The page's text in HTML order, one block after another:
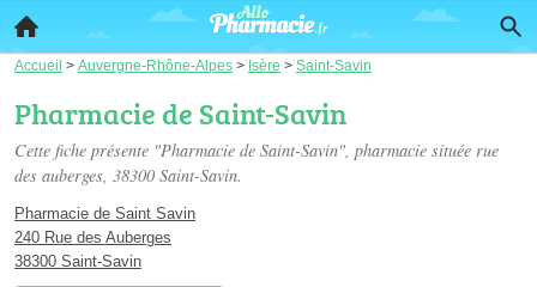
Accueil > Auvergne-Rhône-Alpes > Isère > Saint-Savin
Pharmacie de Saint-Savin
Cette fiche présente "Pharmacie de Saint-Savin", pharmacie située rue
des auberges, 38300 Saint-Savin.
Pharmacie de Saint Savin
240 Rue des Auberges
38300 Saint-Savin